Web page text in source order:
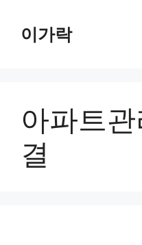
이가락
아파트
결